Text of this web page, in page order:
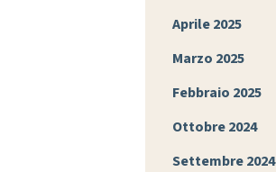
Aprile 2025
Marzo 2025
Febbraio 2025
Ottobre 2024
Settembre 2024